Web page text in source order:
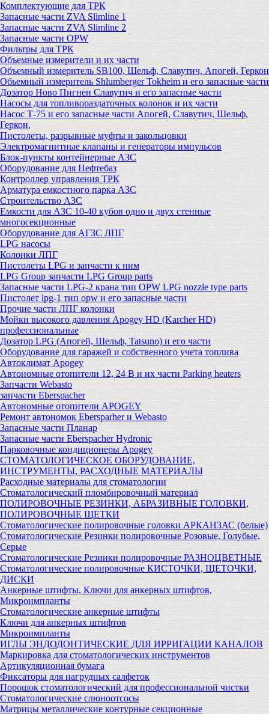
Комплектующие для ТРК
Запасные части ZVA Slimline 1
Запасные части ZVA Slimline 2
Запасные части OPW
Фильтры для ТРК
Объемные измерители и их части
Объемный измеритель SB100, Шельф, Славутич, Апогей, Геркон
Обьемный измеритель Shlumberger Tokheim и его запасные части
Дозатор Ново Пигнен Славутич и его запасные части
Насосы для топливораздаточных колонок и их части
Насос Т-75 и его запасные части Апогей, Славутич, Шельф,
Геркон,
Пистолеты, разрывные муфты и закольцовки
Электромагнитные клапаны и генераторы импульсов
Блок-пункты контейнерные АЗС
Оборудование для Нефтебаз
Контроллер управления ТРК
Арматура емкостного парка АЗС
Строительство АЗС
Емкости для АЗС 10-40 кубов одно и двух стенные
многосекционные
Оборудование для АГЗС ЛПГ
LPG насосы
Колонки ЛПГ
Пистолеты LPG и запчасти к ним
LPG Group запчасти LPG Group parts
Запасные части LPG-2 крана тип OPW LPG nozzle type parts
Пистолет lpg-1 тип opw и его запасные части
Прочие части ЛПГ колонки
Мойки высокого давления Apogey HD (Karcher HD)
профессиональные
Дозатор LPG (Апогей, Шельф, Tatsuno) и его части
Оборудование для гаражей и собственного учета топлива
Автоклимат Apogey
Автономные отопители 12, 24 В и их части Parking heaters
Запчасти Webasto
запчасти Eberspacher
Автономные отопители APOGEY
Ремонт автономок Ebersparher и Webasto
Запасные части Планар
Запасные части Eberspacher Hydronic
Парковочные кондиционеры Apogey
СТОМАТОЛОГИЧЕСКОЕ ОБОРУДОВАНИЕ,
ИНСТРУМЕНТЫ, РАСХОДНЫЕ МАТЕРИАЛЫ
Расходные материалы для стоматологии
Стоматологический пломбировочный материал
ПОЛИРОВОЧНЫЕ РЕЗИНКИ, АБРАЗИВНЫЕ ГОЛОВКИ,
ПОЛИРОВОЧНЫЕ ЩЕТКИ
Стоматологические полировочные головки АРКАНЗАС (белые)
Стоматологические Резинки полировочные Розовые, Голубые,
Серые
Стоматологические Резинки полировочные РАЗНОЦВЕТНЫЕ
Стоматологические полировочные КИСТОЧКИ, ЩЕТОЧКИ,
ДИСКИ
Анкерные штифты, Ключи для анкерных штифтов,
Микроимпланты
Стоматологические анкерные штифты
Ключи для анкерных штифтов
Микроимпланты
ИГЛЫ ЭНДОДОНТИЧЕСКИЕ ДЛЯ ИРРИГАЦИИ КАНАЛОВ
Маркировка для стоматологических инструментов
Артикуляционная бумага
Фиксаторы для нагрудных салфеток
Порошок стоматологический для профессиональной чистки
Стоматологические слюноотсосы
Матрицы металлические контурные секционные